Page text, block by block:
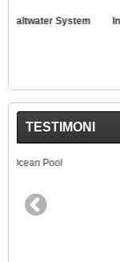
Intex 28635EG
TESTIMONI